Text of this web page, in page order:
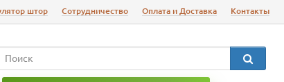
штор Сотрудничество Оплата и Доставка Контакты